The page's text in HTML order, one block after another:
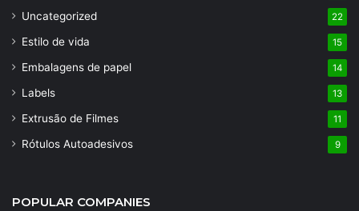
Uncategorized 22
Estilo de vida 15
Embalagens de papel 14
Labels 13
Extrusão de Filmes 11
Rótulos Autoadesivos 9
POPULAR COMPANIES